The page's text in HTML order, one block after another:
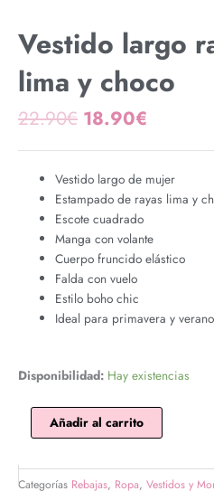
Vestido largo
lima y choco
22.90€ El
original
era:
22.90€.
18.90€
actual
es:
Vestido largo de mujer
Estampado de rayas lima y
Escote cuadrado
Manga con volante
Cuerpo fruncido elástico
Falda con vuelo
Estilo boho chic
Ideal para primavera y verano
Disponibilidad: Hay existencias
Vestido
rayas
amalfi
y
Añadir al carrito
Categorías Rebajas, Ropa, Vestidos y